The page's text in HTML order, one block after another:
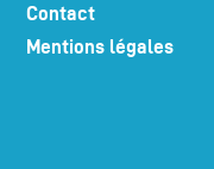
Contact
Mentions légales